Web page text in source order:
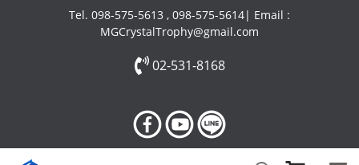
Tel. 098-575-5613 , 098-575-5614| Email :
MGCrystalTrophy@gmail.com
02-531-8168